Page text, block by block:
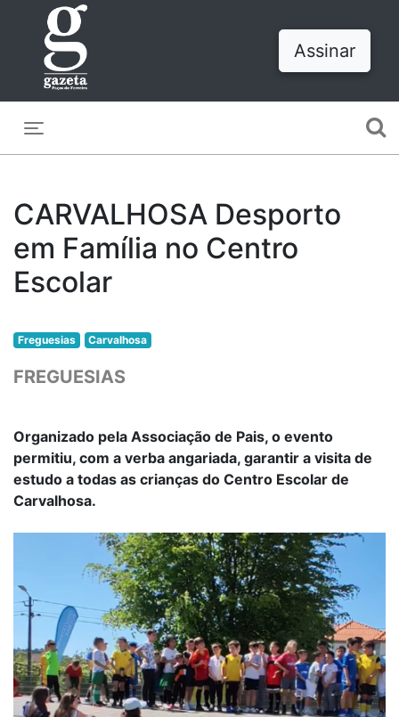
Assinar
CARVALHOSA Desporto
em Família no Centro
Escolar
Freguesias Carvalhosa
FREGUESIAS
Organizado pela Associação de Pais, o evento
permitiu, com a verba angariada, garantir a visita de
estudo a todas as crianças do Centro Escolar de
Carvalhosa.